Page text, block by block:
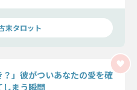
タロット
？」彼がついあなたの愛を確
しまう瞬間